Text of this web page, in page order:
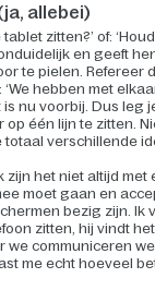
allebei)
zitten?’ of:
en geeft
te pielen. Refereer
hebben met
nu voorbij. Dus leg
op één lijn te zitten.
verschillende
zijn het niet altijd met
moet gaan en
bezig zijn. Ik
zitten, hij vindt
we communiceren
me echt hoeveel